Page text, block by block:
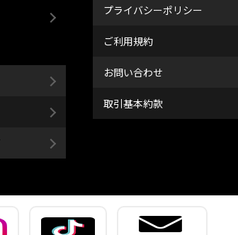
プライバシーポリシー
ご利用規約
お問い合わせ
取引基本約款